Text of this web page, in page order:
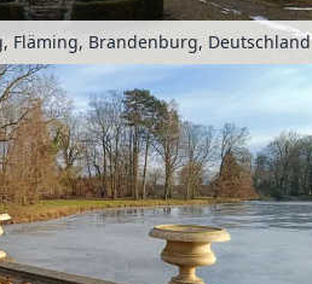
Fläming, Brandenburg, Deutschland